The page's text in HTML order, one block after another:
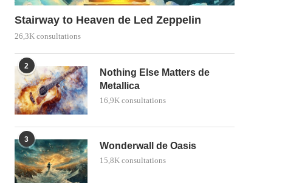
Stairway to Heaven de Led Zeppelin
26,3K consultations
2
Nothing Else Matters de
Metallica
16,9K consultations
3
Wonderwall de Oasis
15,8K consultations